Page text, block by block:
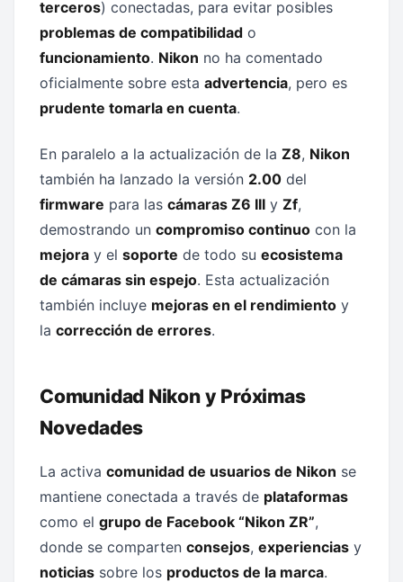
terceros) conectadas, para evitar posibles
problemas de compatibilidad o
funcionamiento. Nikon no ha comentado
oficialmente sobre esta advertencia, pero es
prudente tomarla en cuenta.
En paralelo a la actualización de la Z8, Nikon
también ha lanzado la versión 2.00 del
firmware para las cámaras Z6 III y Zf,
demostrando un compromiso continuo con la
mejora y el soporte de todo su ecosistema
de cámaras sin espejo. Esta actualización
también incluye mejoras en el rendimiento y
la corrección de errores.
Comunidad Nikon y Próximas
Novedades
La activa comunidad de usuarios de Nikon se
mantiene conectada a través de plataformas
como el grupo de Facebook “Nikon ZR”,
donde se comparten consejos, experiencias y
noticias sobre los productos de la marca.